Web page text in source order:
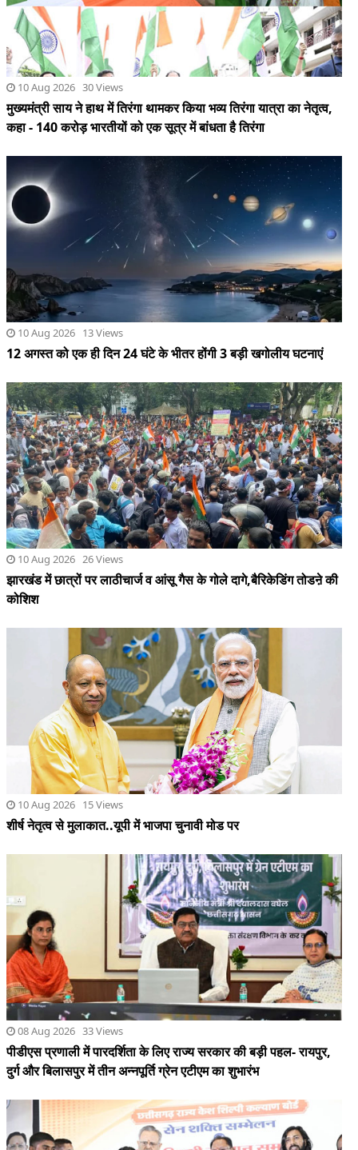
10 Aug 2026 13 Views
12 अगस्त को एक ही दिन 24 घंटे के भीतर होंगी 3 बड़ी खगोलीय घटनाएं
10 Aug 2026 26 Views
झारखंड में छात्रों पर लाठीचार्ज व आंसू गैस के गोले दागे,बैरिकेडिंग तोडऩे की
कोशिश
10 Aug 2026 15 Views
शीर्ष नेतृत्व से मुलाकात..यूपी में भाजपा चुनावी मोड पर
08 Aug 2026 33 Views
पीडीएस प्रणाली में पारदर्शिता के लिए राज्य सरकार की बड़ी पहल- रायपुर,
दुर्ग और बिलासपुर में तीन अन्नपूर्ति ग्रेन एटीएम का शुभारंभ
08 Aug 2026 48 Views